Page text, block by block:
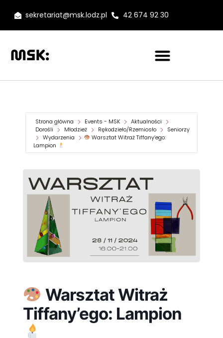
sekretariat@msk.lodz.pl 42 674 92 30
Strona główna Events - MSK
Aktualności
Dorośli
Młodzież Rękodzieło/Rzemiosło
Seniorzy
Wydarzenia
Warsztat Witraż Tiffany’ego:
Lampion
Warsztat Witraż
Tiffany’ego: Lampion